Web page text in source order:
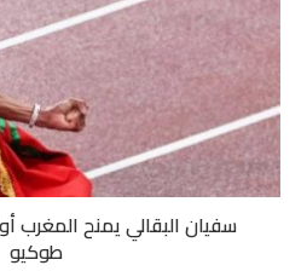
سفيان البقالي يمنح المغرب
طوكيو